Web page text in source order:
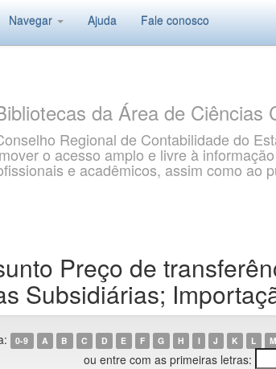
Navegar Ajuda Fale conosco
da Área de Ciências
Regional de Contabilidade do
o acesso amplo e livre à
e acadêmicos, assim como ao
Preço de
Subsidiárias;
0-9 A B C D E F G H I J K L M
ou entre com as primeiras letras: